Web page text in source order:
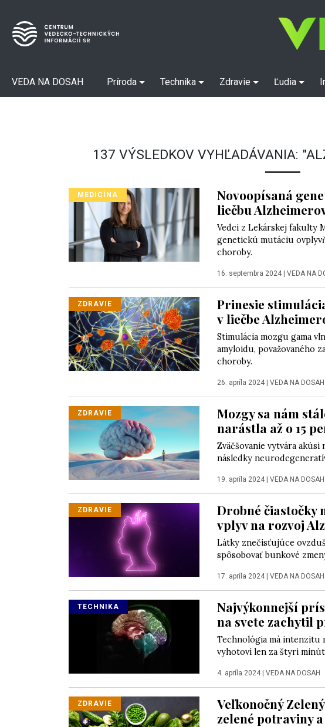
VEDA NA DOSAH Príroda Technika Zdravie Ľudia
137 VÝSLEDKOV VYHĽADÁVANIA:
MEDICÍNA
Novoopísaná
liečbu
Vedci z Lekárskej fakulty
genetickú mutáciu
choroby.
16. septembra 2024 VEDA NA
ZDRAVIE
Prinesie
v liečbe
Stimulácia mozgu gama
amyloidu, považovaného
choroby.
26. apríla 2024 VEDA NA DOSAH
ZDRAVIE
Mozgy sa nám
narástla až o 15
Zväčšovanie vytvára
následky
19. apríla 2024 VEDA NA DOSAH
ZDRAVIE
Drobné čiastočky
vplyv na rozvoj
Látky znečisťujúce
spôsobovať bunkové
17. apríla 2024 VEDA NA DOSAH
TECHNIKA
Najvýkonnejší
na svete zachytil
Technológia má intenzitu
vyhotoví len za štyri
4. apríla 2024 VEDA NA DOSAH
ZDRAVIE
Veľkonočný
zelené potraviny